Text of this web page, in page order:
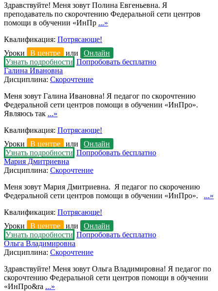
Здравствуйте! Меня зовут Полина Евгеньевна. Я
преподаватель по скорочтению Федеральной сети центров
помощи в обучении «ИнПр ...»
Квалификация: Потрясающе!
Уроки
В центре или
Онлайн
Узнать подробности Попробовать бесплатно
Галина Ивановна
Дисциплина: Скорочтение
Меня зовут Галина Ивановна! Я педагог по скорочтению
Федеральной сети центров помощи в обучении «ИнПро».
Являюсь так ...»
Квалификация: Потрясающе!
Уроки
В центре или
Онлайн
Узнать подробности Попробовать бесплатно
Мария Дмитриевна
Дисциплина: Скорочтение
Меня зовут Мария Дмитриевна. Я педагог по скорочению
Федеральной сети центров помощи в обучении «ИнПро». ...»
Квалификация: Потрясающе!
Уроки
В центре или
Онлайн
Узнать подробности Попробовать бесплатно
Ольга Владимировна
Дисциплина: Скорочтение
Здравствуйте! Меня зовут Ольга Владимировна! Я педагог по
скорочтению Федеральной сети центров помощи в обучении
«ИнПро&ra ...»